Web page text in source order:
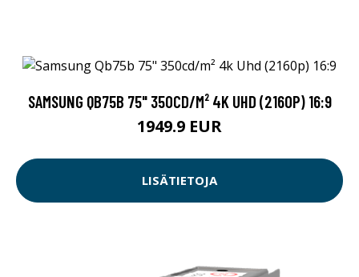
SAMSUNG QB75B 75" 350CD/M² 4K UHD (2160P) 16:9
1949.9 EUR
LISÄTIETOJA